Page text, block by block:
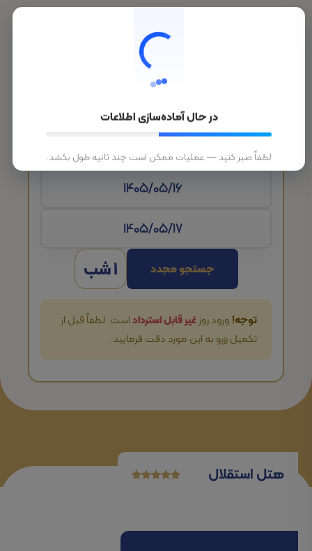
تاریخ ورود
جستجو مجدد 1 شب
توجه!ورود روزغیر قابل استرداداست. لطفاً قبل از
تکمیل رزرو به این مورد دقت فرمایید.
در حال آماده‌سازی اطلاعات
لطفاً صبر کنید — عملیات ممکن است چند ثانیه طول بکشد.
هتل استقلال